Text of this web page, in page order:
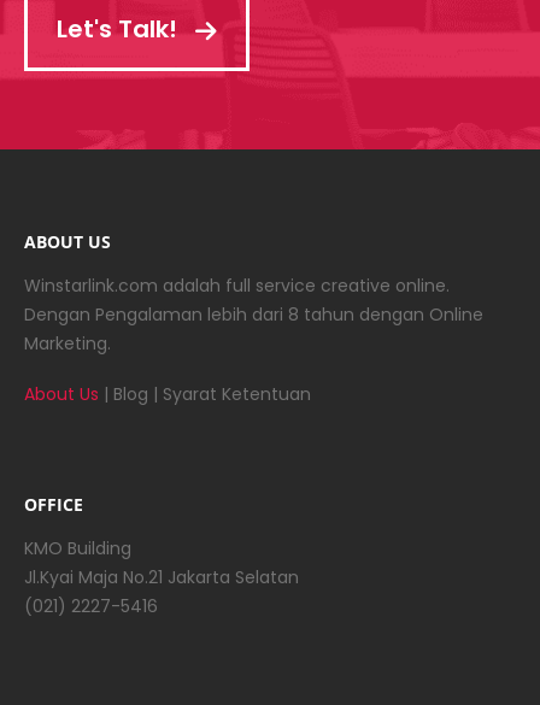
Let's Talk!
ABOUT US
Winstarlink.com adalah full service creative online.
Dengan Pengalaman lebih dari 8 tahun dengan Online
Marketing.
About Us | Blog | Syarat Ketentuan
OFFICE
KMO Building
Jl.Kyai Maja No.21 Jakarta Selatan
(021) 2227-5416